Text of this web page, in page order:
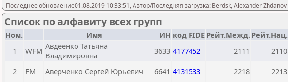
Последнее обновление01.08.2019 10:33:51, Автор/Последняя загрузка: Berdsk, Alexander Zhdanov
Список по алфавиту всех групп
Ном. Имя ИН код FIDE Рейт.Межд. Рейт.Нац.
1
WFM Авдеенко Татьяна
Владимировна
3633 4177452 2111 2110
2 FM Аверченко Сергей Юрьевич 6641 4131533 2218 2213